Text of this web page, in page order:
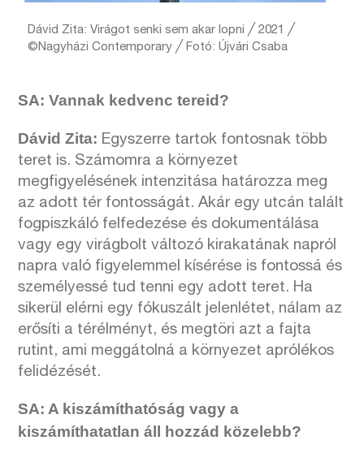
Dávid Zita: Virágot senki sem akar lopni ╱ 2021 ╱
©Nagyházi Contemporary ╱ Fotó: Újvári Csaba
SA: Vannak kedvenc tereid?
Dávid Zita: Egyszerre tartok fontosnak több
teret is. Számomra a környezet
megfigyelésének intenzitása határozza meg
az adott tér fontosságát. Akár egy utcán talált
fogpiszkáló felfedezése és dokumentálása
vagy egy virágbolt változó kirakatának napról
napra való figyelemmel kísérése is fontossá és
személyessé tud tenni egy adott teret. Ha
sikerül elérni egy fókuszált jelenlétet, nálam az
erősíti a térélményt, és megtöri azt a fajta
rutint, ami meggátolná a környezet aprólékos
felidézését.
SA: A kiszámíthatóság vagy a
kiszámíthatatlan áll hozzád közelebb?